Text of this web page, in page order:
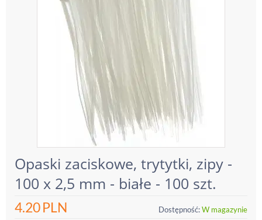
Opaski zaciskowe, trytytki, zipy -
100 x 2,5 mm - białe - 100 szt.
4.20PLN Dostępność:W magazynie